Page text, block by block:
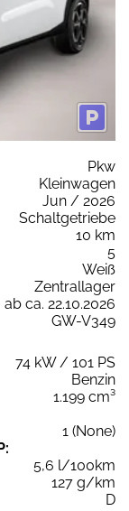
Pkw
Kleinwagen
Jun / 2026
Schaltgetriebe
10 km
5
Weiß
Zentrallager
ab ca. 22.10.2026
GW-V349
74 kW / 101 PS
Benzin
1.199 cm³
1 (None)
5,6 l/100km
127 g/km
D